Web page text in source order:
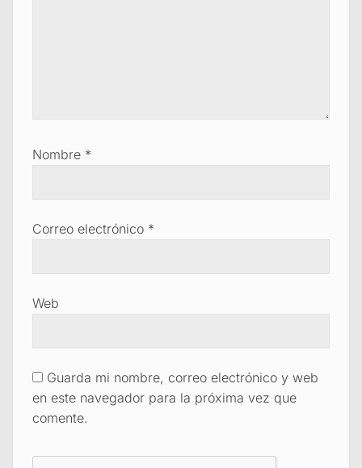
Nombre *
Correo electrónico *
Web
Guarda mi nombre, correo electrónico y web
en este navegador para la próxima vez que
comente.